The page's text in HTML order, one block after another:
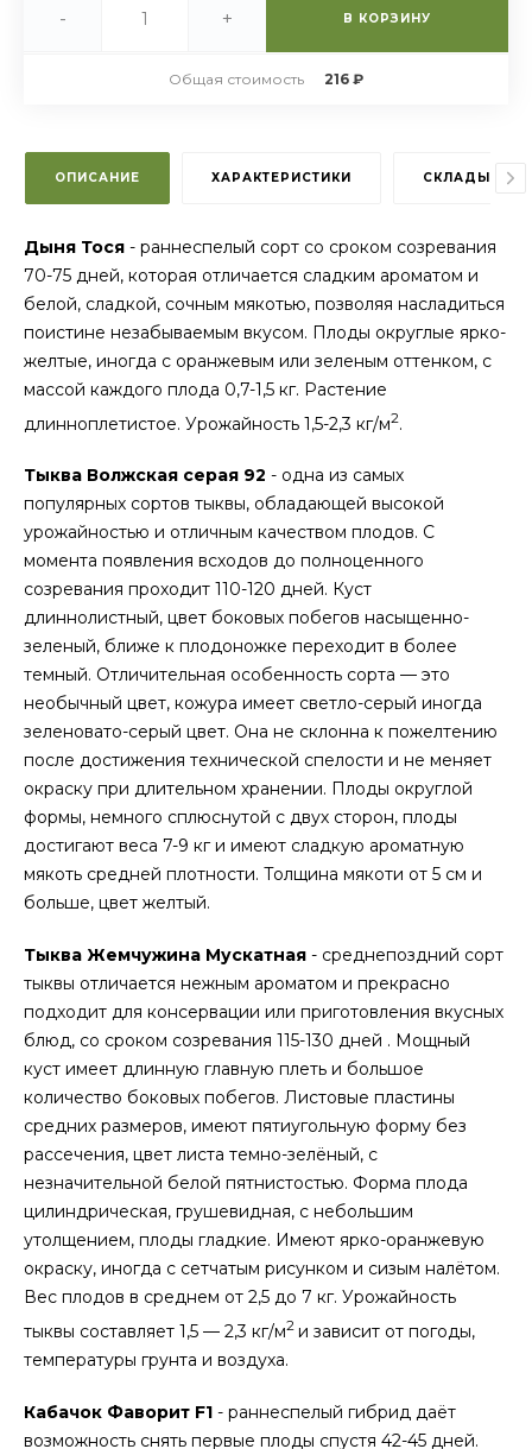
- + В КОРЗИНУ
Общая стоимость 216 ₽
ОПИСАНИЕ ХАРАКТЕРИСТИКИ СКЛАДЫ
Дыня Тося - раннеспелый сорт со сроком созревания
70-75 дней, которая отличается сладким ароматом и
белой, сладкой, сочным мякотью, позволяя насладиться
поистине незабываемым вкусом. Плоды округлые ярко-
желтые, иногда с оранжевым или зеленым оттенком, с
массой каждого плода 0,7-1,5 кг. Растение
длинноплетистое. Урожайность 1,5-2,3 кг/м2.
Тыква Волжская серая 92 - одна из самых
популярных сортов тыквы, обладающей высокой
урожайностью и отличным качеством плодов. С
момента появления всходов до полноценного
созревания проходит 110-120 дней. Куст
длиннолистный, цвет боковых побегов насыщенно-
зеленый, ближе к плодоножке переходит в более
темный. Отличительная особенность сорта — это
необычный цвет, кожура имеет светло-серый иногда
зеленовато-серый цвет. Она не склонна к пожелтению
после достижения технической спелости и не меняет
окраску при длительном хранении. Плоды округлой
формы, немного сплюснутой с двух сторон, плоды
достигают веса 7-9 кг и имеют сладкую ароматную
мякоть средней плотности. Толщина мякоти от 5 см и
больше, цвет желтый.
Тыква Жемчужина Мускатная - среднепоздний сорт
тыквы отличается нежным ароматом и прекрасно
подходит для консервации или приготовления вкусных
блюд, со сроком созревания 115-130 дней . Мощный
куст имеет длинную главную плеть и большое
количество боковых побегов. Листовые пластины
средних размеров, имеют пятиугольную форму без
рассечения, цвет листа темно-зелёный, с
незначительной белой пятнистостью. Форма плода
цилиндрическая, грушевидная, с небольшим
утолщением, плоды гладкие. Имеют ярко-оранжевую
окраску, иногда с сетчатым рисунком и сизым налётом.
Вес плодов в среднем от 2,5 до 7 кг. Урожайность
тыквы составляет 1,5 — 2,3 кг/м2 и зависит от погоды,
температуры грунта и воздуха.
Кабачок Фаворит F1 - раннеспелый гибрид даёт
возможность снять первые плоды спустя 42-45 дней.